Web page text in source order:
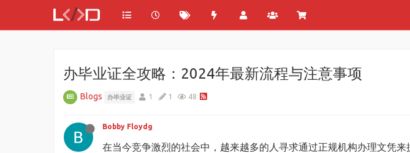
办毕业证全攻略：2024年最新流程与注意事项
Blogs 办毕业证 1 1 48
Bobby Floydg
在当今竞争激烈的社会中，越来越多的人寻求通过正规机构办理文凭